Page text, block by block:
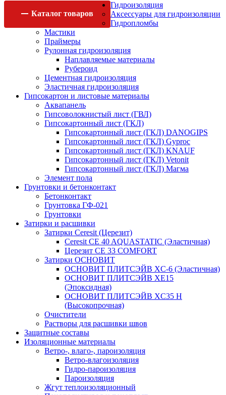
Каталог товаров
Гидроизоляция
Аксессуары для гидроизоляции
Гидропломбы
Мастики
Праймеры
Рулонная гидроизоляция
Наплавляемые материалы
Рубероид
Цементная гидроизоляция
Эластичная гидроизоляция
Гипсокартон и листовые материалы
Аквапанель
Гипсоволокнистый лист (ГВЛ)
Гипсокартонный лист (ГКЛ)
Гипсокартонный лист (ГКЛ) DANOGIPS
Гипсокартонный лист (ГКЛ) Gyproc
Гипсокартонный лист (ГКЛ) KNAUF
Гипсокартонный лист (ГКЛ) Vetonit
Гипсокартонный лист (ГКЛ) Магма
Элемент пола
Грунтовки и бетонконтакт
Бетонконтакт
Грунтовка ГФ-021
Грунтовки
Затирки и расшивки
Затирки Ceresit (Церезит)
Ceresit CE 40 AQUASTATIC (Эластичная)
Церезит CE 33 COMFORT
Затирки ОСНОВИТ
ОСНОВИТ ПЛИТСЭЙВ XC-6 (Эластичная)
ОСНОВИТ ПЛИТСЭЙВ XЕ15
(Эпоксидная)
ОСНОВИТ ПЛИТСЭЙВ XС35 Н
(Высокопрочная)
Очистители
Растворы для расшивки швов
Защитные составы
Изоляционные материалы
Ветро-, влаго-, пароизоляция
Ветро-влагоизоляция
Гидро-пароизоляция
Пароизоляция
Жгут теплоизоляционный